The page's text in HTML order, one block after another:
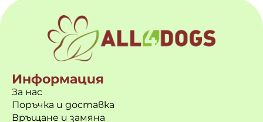
Информация
За нас
Поръчка и доставка
Връщане и замяна